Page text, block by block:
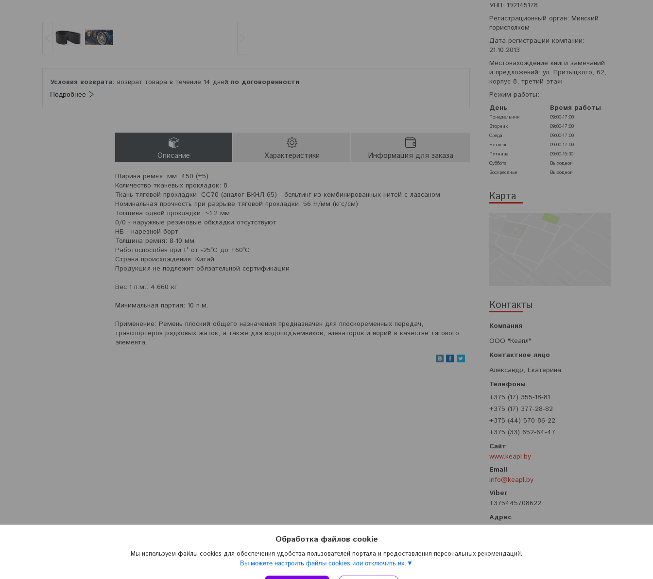
УНП: 192145178
Регистрационный орган: Минский
горисполком
Дата регистрации компании:
21.10.2013
Местонахождение книги замечаний
и предложений: ул. Притыцкого, 62,
корпус 8, третий этаж
Режим работы:
День
Время работы
Понедельник
09:00-17:00
Вторник
09:00-17:00
Среда
09:00-17:00
Четверг
09:00-17:00
Пятница
09:00-16:30
Суббота
Выходной
Воскресенье
Выходной
Карта
Контакты
ООО "Кеапл"
Александр, Екатерина
+375 (17) 355-18-81
+375 (17) 377-28-82
+375 (44) 570-86-22
+375 (33) 652-64-47
www.keapl.by
info@keapl.by
+375445708622
возврат товара в течение 14 дней по договоренности
Подробнее
Описание Характеристики Информация для заказа
Ширина ремня, мм: 450 (±5)
Количество тканевых прокладок: 8
Ткань тяговой прокладки: СС70 (аналог БКНЛ-65) - бельтинг из комбинированных нитей с лавсаном
Номинальная прочность при разрыве тяговой прокладки: 56 Н/мм (кгс/см)
Толщина одной прокладки: ~1.2 мм
0/0 - наружные резиновые обкладки отсутствуют
НБ - нарезной борт
Толщина ремня: 8-10 мм
Работоспособен при t° от -25°C до +60°C
Страна происхождения: Китай
Продукция не подлежит обязательной сертификации
Вес 1 п.м.: 4.660 кг
Минимальная партия: 10 п.м.
Применение: Ремень плоский общего назначения предназначен для плоскоременных передач,
транспортёров рядковых жаток, а также для водоподъёмников, элеваторов и норий в качестве тягового
элемента.
Обработка файлов cookie
Мы используем файлы cookies для обеспечения удобства пользователей портала и предоставления персональных рекомендаций.
Вы можете настроить файлы cookies или отключить их.